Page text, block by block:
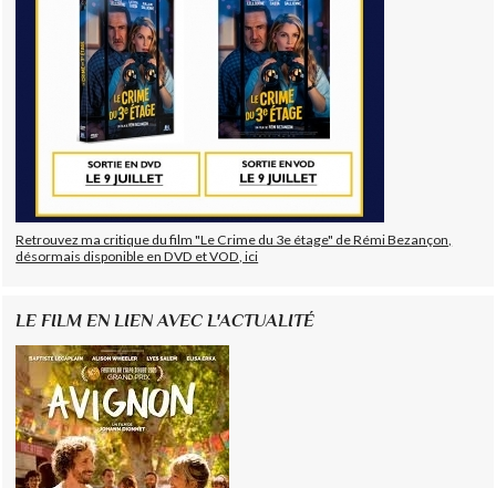
Retrouvez ma critique du film "Le Crime du 3e étage" de Rémi Bezançon,
désormais disponible en DVD et VOD, ici
LE FILM EN LIEN AVEC L'ACTUALITÉ